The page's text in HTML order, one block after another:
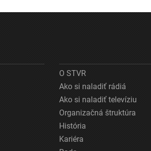
O STVR
Ako si naladiť rádiá
Ako si naladiť televíziu
Organizačná štruktúra
História
Kariéra